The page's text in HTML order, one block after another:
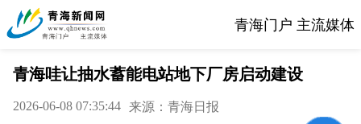
青海门户 主流媒体
青海哇让抽水蓄能电站地下厂房启动建设
2026-06-08 07:35:44 来源：青海日报